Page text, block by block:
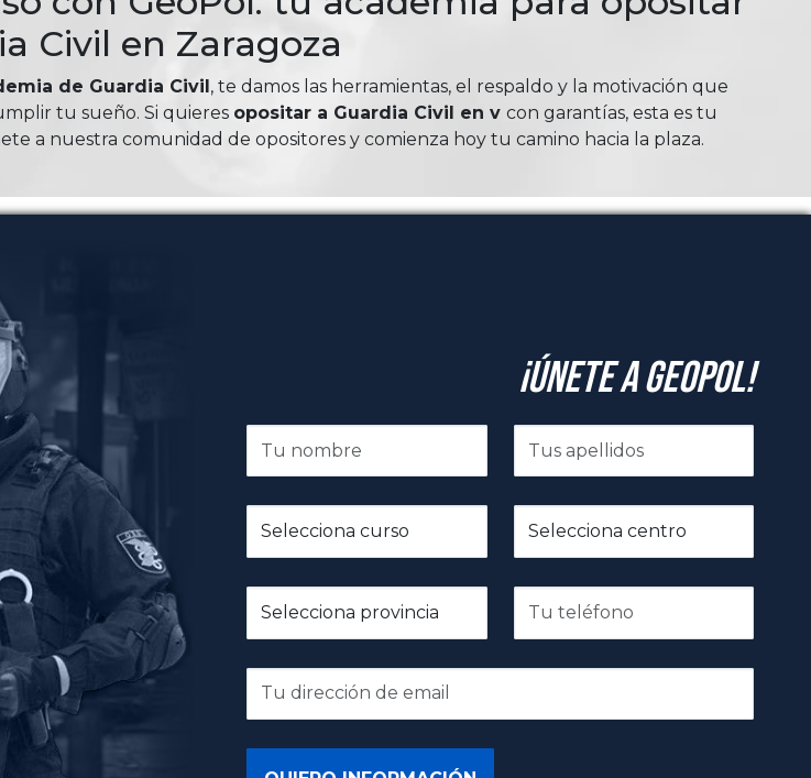
Civil en Zaragoza
de Guardia Civil, te damos las herramientas, el respaldo y la motivación que
tu sueño. Si quieres opositar a Guardia Civil en v con garantías, esta es tu
a nuestra comunidad de opositores y comienza hoy tu camino hacia la plaza.
¡Únete a GeoPol!